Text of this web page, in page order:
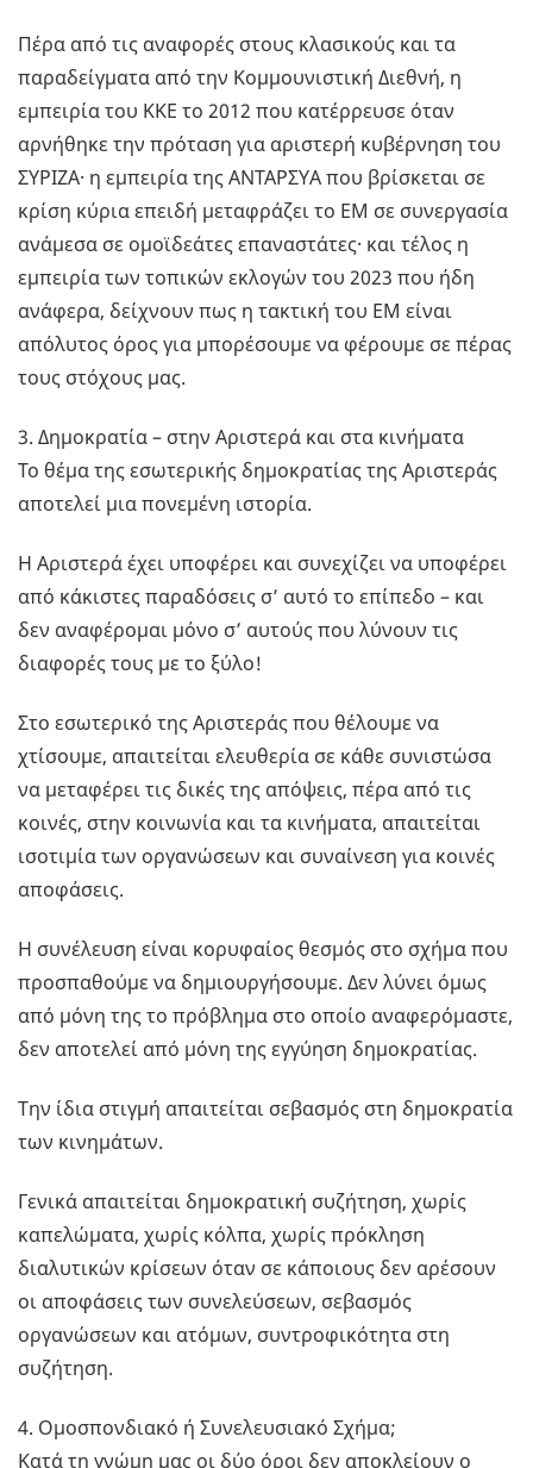
Πέρα από τις αναφορές στους κλασικούς και τα
παραδείγματα από την Κομμουνιστική Διεθνή, η
εμπειρία του ΚΚΕ το 2012 που κατέρρευσε όταν
αρνήθηκε την πρόταση για αριστερή κυβέρνηση του
ΣΥΡΙΖΑ· η εμπειρία της ΑΝΤΑΡΣΥΑ που βρίσκεται σε
κρίση κύρια επειδή μεταφράζει το ΕΜ σε συνεργασία
ανάμεσα σε ομοϊδεάτες επαναστάτες· και τέλος η
εμπειρία των τοπικών εκλογών του 2023 που ήδη
ανάφερα, δείχνουν πως η τακτική του ΕΜ είναι
απόλυτος όρος για μπορέσουμε να φέρουμε σε πέρας
τους στόχους μας.
3. Δημοκρατία – στην Αριστερά και στα κινήματα
Το θέμα της εσωτερικής δημοκρατίας της Αριστεράς
αποτελεί μια πονεμένη ιστορία.
Η Αριστερά έχει υποφέρει και συνεχίζει να υποφέρει
από κάκιστες παραδόσεις σ’ αυτό το επίπεδο – και
δεν αναφέρομαι μόνο σ’ αυτούς που λύνουν τις
διαφορές τους με το ξύλο!
Στο εσωτερικό της Αριστεράς που θέλουμε να
χτίσουμε, απαιτείται ελευθερία σε κάθε συνιστώσα
να μεταφέρει τις δικές της απόψεις, πέρα από τις
κοινές, στην κοινωνία και τα κινήματα, απαιτείται
ισοτιμία των οργανώσεων και συναίνεση για κοινές
αποφάσεις.
Η συνέλευση είναι κορυφαίος θεσμός στο σχήμα που
προσπαθούμε να δημιουργήσουμε. Δεν λύνει όμως
από μόνη της το πρόβλημα στο οποίο αναφερόμαστε,
δεν αποτελεί από μόνη της εγγύηση δημοκρατίας.
Την ίδια στιγμή απαιτείται σεβασμός στη δημοκρατία
των κινημάτων.
Γενικά απαιτείται δημοκρατική συζήτηση, χωρίς
καπελώματα, χωρίς κόλπα, χωρίς πρόκληση
διαλυτικών κρίσεων όταν σε κάποιους δεν αρέσουν
οι αποφάσεις των συνελεύσεων, σεβασμός
οργανώσεων και ατόμων, συντροφικότητα στη
συζήτηση.
4. Ομοσπονδιακό ή Συνελευσιακό Σχήμα;
Κατά τη γνώμη μας οι δύο όροι δεν αποκλείουν ο